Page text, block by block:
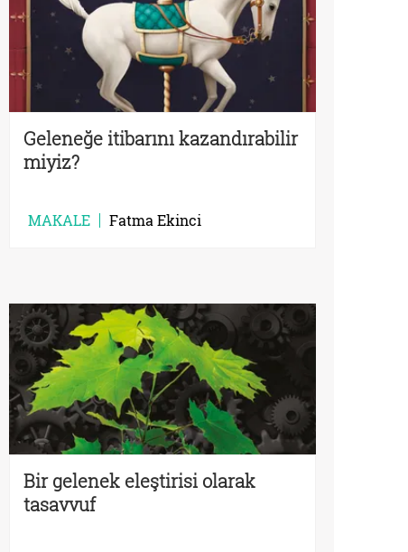
Geleneğe itibarını kazandırabilir
miyiz?
MAKALE Fatma Ekinci
Bir gelenek eleştirisi olarak
tasavvuf